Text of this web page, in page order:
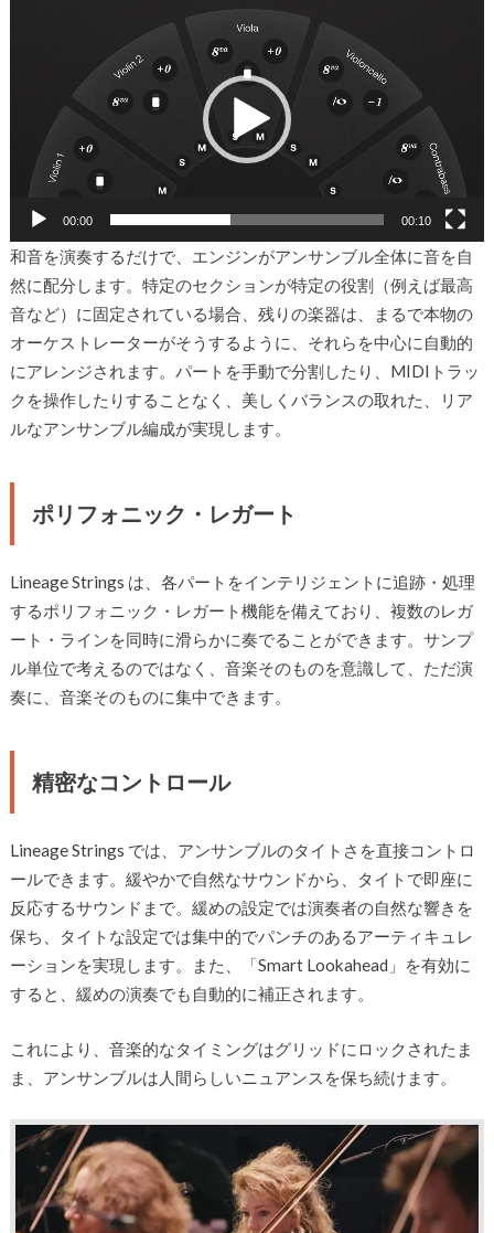
00:00 00:10
和音を演奏するだけで、エンジンがアンサンブル全体に音を自
然に配分します。特定のセクションが特定の役割（例えば最高
音など）に固定されている場合、残りの楽器は、まるで本物の
オーケストレーターがそうするように、それらを中心に自動的
にアレンジされます。パートを手動で分割したり、MIDIトラッ
クを操作したりすることなく、美しくバランスの取れた、リア
ルなアンサンブル編成が実現します。
ポリフォニック・レガート
Lineage Strings は、各パートをインテリジェントに追跡・処理
するポリフォニック・レガート機能を備えており、複数のレガ
ート・ラインを同時に滑らかに奏でることができます。サンプ
ル単位で考えるのではなく、音楽そのものを意識して、ただ演
奏に、音楽そのものに集中できます。
精密なコントロール
Lineage Strings では、アンサンブルのタイトさを直接コントロ
ールできます。緩やかで自然なサウンドから、タイトで即座に
反応するサウンドまで。緩めの設定では演奏者の自然な響きを
保ち、タイトな設定では集中的でパンチのあるアーティキュレ
ーションを実現します。また、「Smart Lookahead」を有効に
すると、緩めの演奏でも自動的に補正されます。
これにより、音楽的なタイミングはグリッドにロックされたま
ま、アンサンブルは人間らしいニュアンスを保ち続けます。